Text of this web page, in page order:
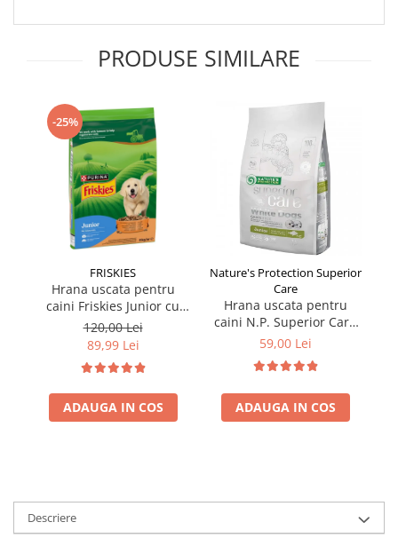
PRODUSE SIMILARE
-25%
FRISKIES
Hrana uscata pentru
caini Friskies Junior cu
pui & legume 8 kg
120,00 Lei
89,99 Lei
ADAUGA IN COS
Nature's Protection Superior
Care
Hrana uscata pentru
caini N.P. Superior Care
White Dogs Junior cu
59,00 Lei
ADAUGA IN COS
Descriere